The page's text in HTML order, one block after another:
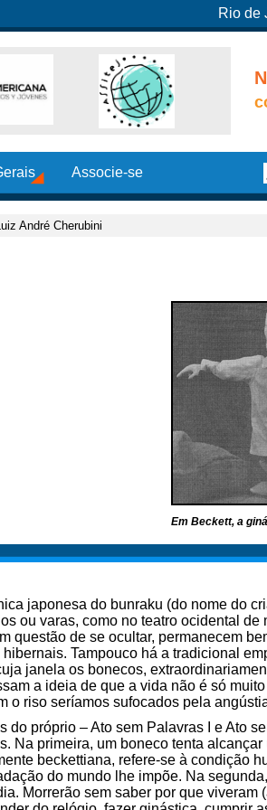
Rio de
Associe-se
André Cherubini
Em Beckett, a
japonesa do bunraku (do nome do
ou varas, como no teatro ocidental de
questão de se ocultar, permanecem
Tampouco há a tradicional
janela os bonecos,
a ideia de que a vida não é só
o riso seríamos sufocados pela
próprio – Ato sem Palavras I e Ato
Na primeira, um boneco tenta
beckettiana, refere-se à condição
do mundo lhe impõe. Na
Morrerão sem saber por que viveram